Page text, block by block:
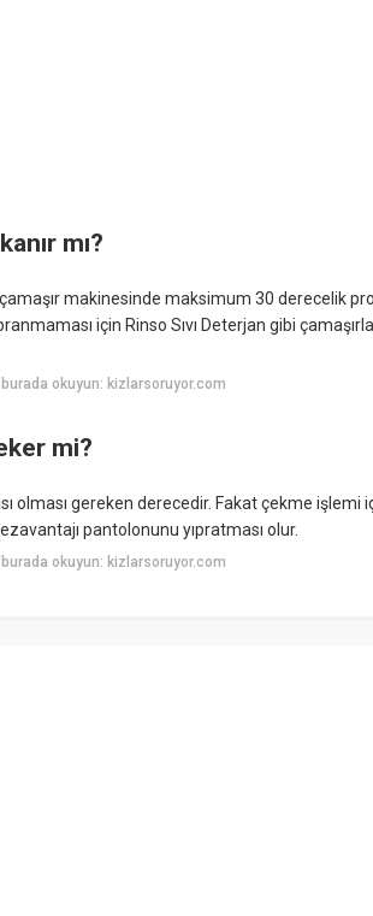
mı?
makinesinde maksimum 30 derecelik
için Rinso Sıvı Deterjan gibi
burada okuyun: kizlarsoruyor.com
mi?
olması gereken derecedir. Fakat çekme işlemi
pantolonunu yıpratması olur.
burada okuyun: kizlarsoruyor.com